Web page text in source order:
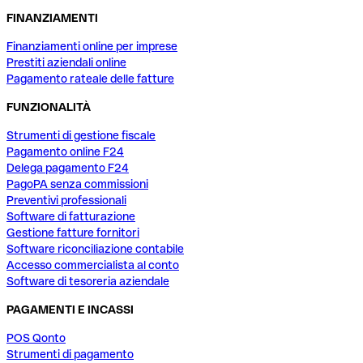
FINANZIAMENTI
Finanziamenti online per imprese
Prestiti aziendali online
Pagamento rateale delle fatture
FUNZIONALITÀ
Strumenti di gestione fiscale
Pagamento online F24
Delega pagamento F24
PagoPA senza commissioni
Preventivi professionali
Software di fatturazione
Gestione fatture fornitori
Software riconciliazione contabile
Accesso commercialista al conto
Software di tesoreria aziendale
PAGAMENTI E INCASSI
POS Qonto
Strumenti di pagamento